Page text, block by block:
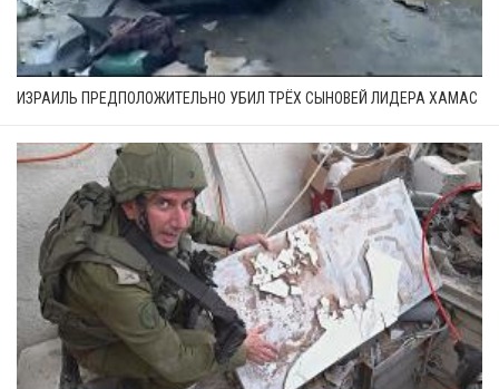
ИЗРАИЛЬ ПРЕДПОЛОЖИТЕЛЬНО УБИЛ ТРЁХ СЫНОВЕЙ ЛИДЕРА ХАМАС